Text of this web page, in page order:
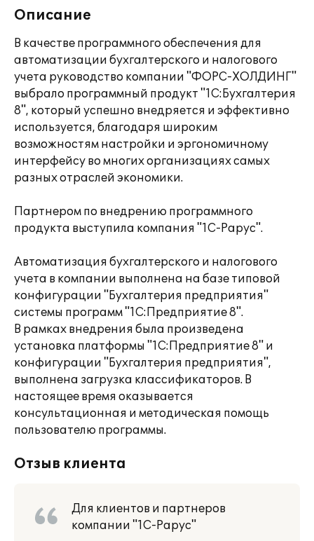
Описание
В качестве программного обеспечения для
автоматизации бухгалтерского и налогового
учета руководство компании "ФОРС-ХОЛДИНГ"
выбрало программный продукт "1С:Бухгалтерия
8", который успешно внедряется и эффективно
используется, благодаря широким
возможностям настройки и эргономичному
интерфейсу во многих организациях самых
разных отраслей экономики.
Партнером по внедрению программного
продукта выступила компания "1С-Рарус".
Автоматизация бухгалтерского и налогового
учета в компании выполнена на базе типовой
конфигурации "Бухгалтерия предприятия"
системы программ "1С:Предприятие 8".
В рамках внедрения была произведена
установка платформы "1С:Предприятие 8" и
конфигурации "Бухгалтерия предприятия",
выполнена загрузка классификаторов. В
настоящее время оказывается
консультационная и методическая помощь
пользователю программы.
Отзыв клиента
Для клиентов и партнеров
компании "1С-Рарус"